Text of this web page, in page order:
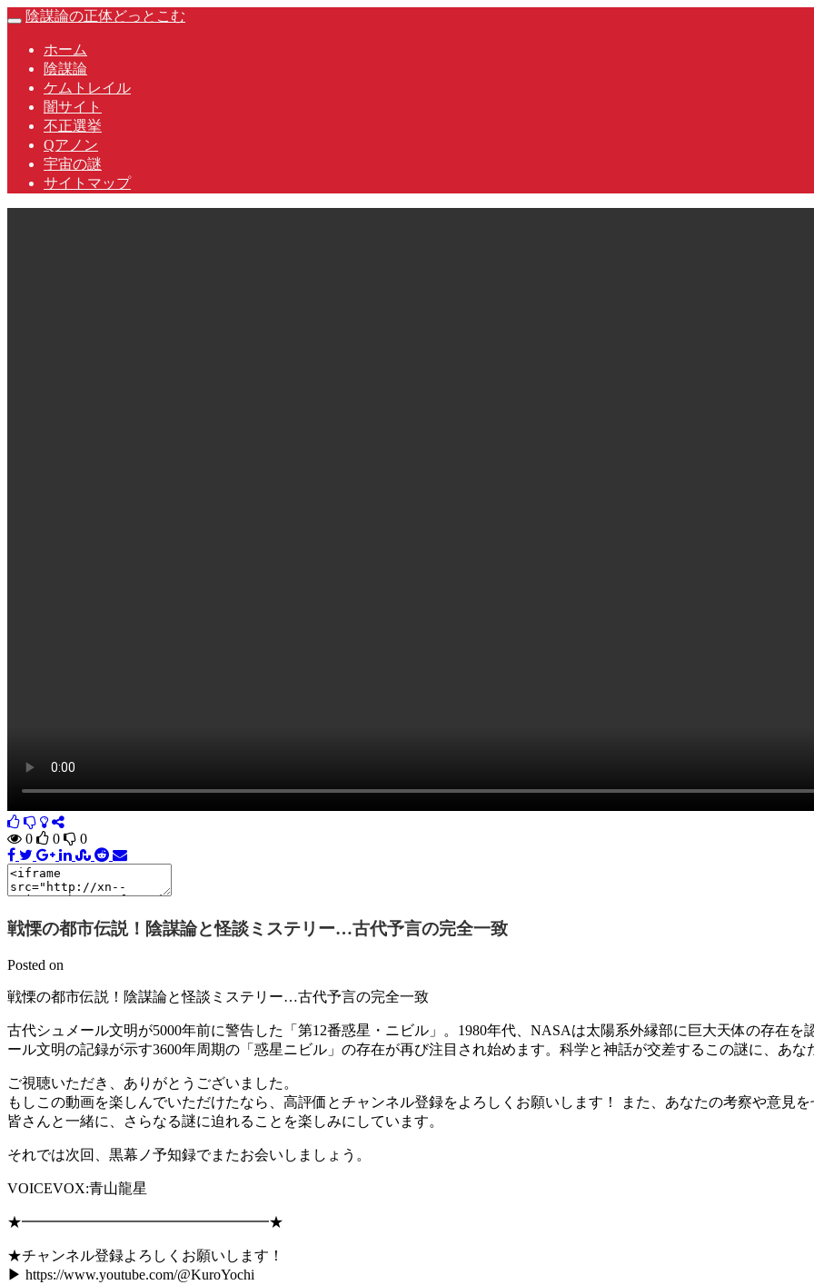
Skip
content
Toggle
陰謀論の正体どっとこむ
ホーム
陰謀論
ケムトレイル
闇サイト
不正選挙
Qアノン
宇宙の謎
サイトマップ
0 0 0
戦慄の都市伝説！陰謀論と怪談ミステリー…古代予言の完全一致
Posted on
戦慄の都市伝説！陰謀論と怪談ミステリー…古代予言の完全一致
古代シュメール文明が5000年前に警告した「第12番惑星・ニビル」。1980年代、NASAは太陽系外縁部に巨大天体の存在
ール文明の記録が示す3600年周期の「惑星ニビル」の存在が再び注目され始めます。科学と神話が交差するこの謎に、あな
ご視聴いただき、ありがとうございました。
もしこの動画を楽しんでいただけたなら、高評価とチャンネル登録をよろしくお願いします！ また、あなたの考察や意見
皆さんと一緒に、さらなる謎に迫れることを楽しみにしています。
それでは次回、黒幕ノ予知録でまたお会いしましょう。
VOICEVOX:青山龍星
★━━━━━━━━━━━━━━━━━★
★チャンネル登録よろしくお願いします！
▶︎ https://www.youtube.com/@KuroYochi